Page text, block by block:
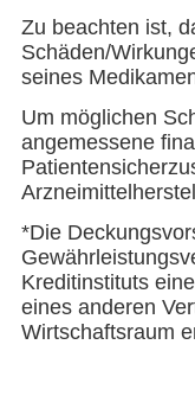
Zu beachten ist,
Schäden/
seines
Um möglichen
angemessene
*Die
Kreditinstituts
eines anderen
Wirtschaftsraum